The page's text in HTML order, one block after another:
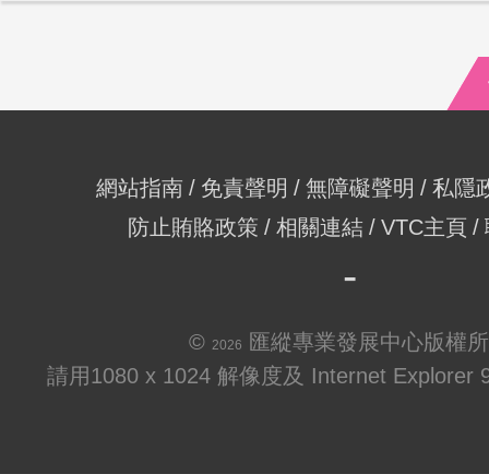
網站指南 免責聲明 無障礙聲明
私隱
防止賄賂政策
相關連結 VTC主頁
© 2026
匯縱專業發展中心版權
請用1080 x 1024 解像度及 Internet Explorer